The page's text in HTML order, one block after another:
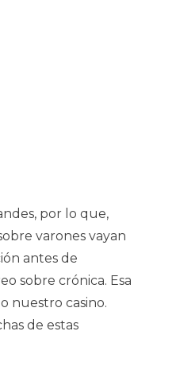
por lo que,
varones vayan
antes de
sobre crónica. Esa
nuestro casino.
de estas